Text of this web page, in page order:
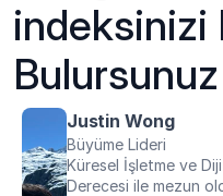
indeksinizi
Bulursunuz
Justin Wong
Büyüme Lideri
Küresel İşletme ve
Derecesi ile mezun